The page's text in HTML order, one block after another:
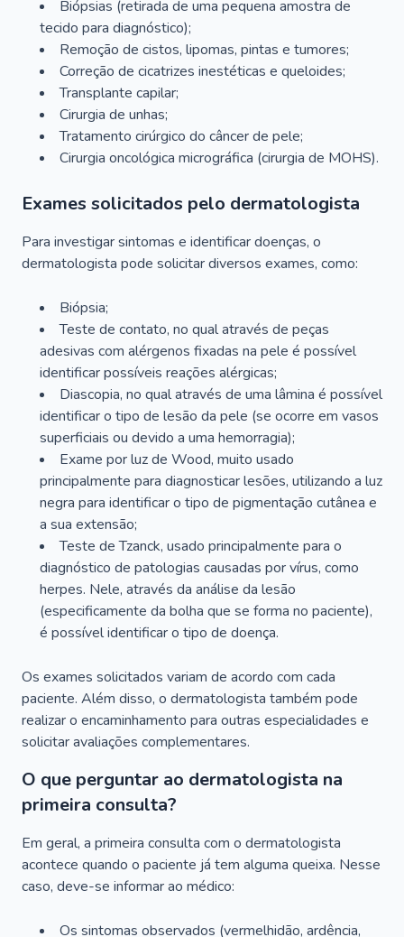
Biópsias (retirada de uma pequena amostra de
tecido para diagnóstico);
Remoção de cistos, lipomas, pintas e tumores;
Correção de cicatrizes inestéticas e queloides;
Transplante capilar;
Cirurgia de unhas;
Tratamento cirúrgico do câncer de pele;
Cirurgia oncológica micrográfica (cirurgia de MOHS).
Exames solicitados pelo dermatologista
Para investigar sintomas e identificar doenças, o
dermatologista pode solicitar diversos exames, como:
Biópsia;
Teste de contato, no qual através de peças
adesivas com alérgenos fixadas na pele é possível
identificar possíveis reações alérgicas;
Diascopia, no qual através de uma lâmina é possível
identificar o tipo de lesão da pele (se ocorre em vasos
superficiais ou devido a uma hemorragia);
Exame por luz de Wood, muito usado
principalmente para diagnosticar lesões, utilizando a luz
negra para identificar o tipo de pigmentação cutânea e
a sua extensão;
Teste de Tzanck, usado principalmente para o
diagnóstico de patologias causadas por vírus, como
herpes. Nele, através da análise da lesão
(especificamente da bolha que se forma no paciente),
é possível identificar o tipo de doença.
Os exames solicitados variam de acordo com cada
paciente. Além disso, o dermatologista também pode
realizar o encaminhamento para outras especialidades e
solicitar avaliações complementares.
O que perguntar ao dermatologista na
primeira consulta?
Em geral, a primeira consulta com o dermatologista
acontece quando o paciente já tem alguma queixa. Nesse
caso, deve-se informar ao médico:
Os sintomas observados (vermelhidão, ardência,